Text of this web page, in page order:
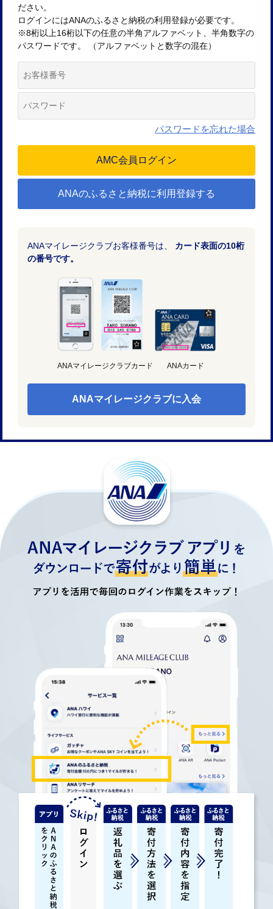
ださい。
ログインにはANAのふるさと納税の利用登録が必要です。
※8桁以上16桁以下の任意の半角アルファベット、半角数字の
パスワードです。 （アルファベットと数字の混在）
パスワードを忘れた場合
ANAのふるさと納税に利用登録する
ANAマイレージクラブお客様番号は、 カード表面の10桁
の番号です。
ANAマイレージクラブカード ANAカード
ANAマイレージクラブに入会